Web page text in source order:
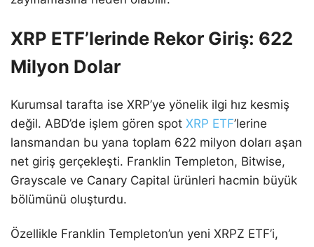
XRP ETF’lerinde Rekor Giriş: 622
Milyon Dolar
Kurumsal tarafta ise XRP’ye yönelik ilgi hız kesmiş
değil. ABD’de işlem gören spot XRP ETF’lerine
lansmandan bu yana toplam 622 milyon doları aşan
net giriş gerçekleşti. Franklin Templeton, Bitwise,
Grayscale ve Canary Capital ürünleri hacmin büyük
bölümünü oluşturdu.
Özellikle Franklin Templeton’un yeni XRPZ ETF’i,